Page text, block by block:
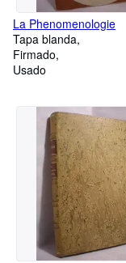
La Phenomenologie
Tapa blanda
Firmado
Usado